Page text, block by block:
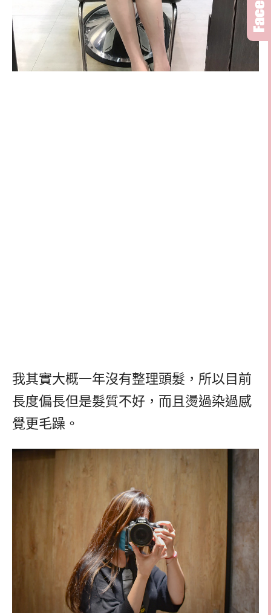
我其實大概一年沒有整理頭髮，所以目前
長度偏長但是髮質不好，而且燙過染過感
覺更毛躁。